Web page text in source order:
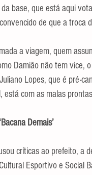
base, que está aqui
de que a troca
a viagem, quem
Damião não tem vice,
Lopes, que é pré-
está com as malas
Demais’
críticas ao prefeito, a
Esportivo e Social